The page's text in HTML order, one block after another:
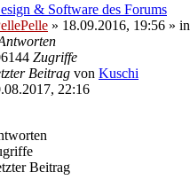
& Software des Forums
» 18.09.2016, 19:56 » in
Zugriffe
Beitrag von Kuschi
22:16
Beitrag